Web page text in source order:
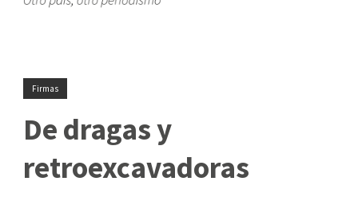
Firmas
De dragas y
retroexcavadoras